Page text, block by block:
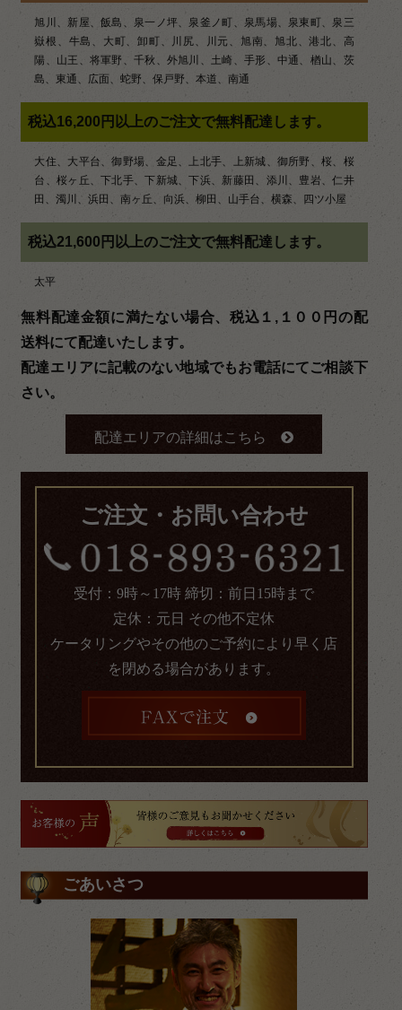
旭川、新屋、飯島、泉一ノ坪、泉釜ノ町、泉馬場、泉東町、泉三
嶽根、牛島、大町、卸町、川尻、川元、旭南、旭北、港北、高
陽、山王、将軍野、千秋、外旭川、土崎、手形、中通、楢山、茨
島、東通、広面、蛇野、保戸野、本道、南通
税込16,200円以上のご注文で無料配達します。
大住、大平台、御野場、金足、上北手、上新城、御所野、桜、桜
台、桜ヶ丘、下北手、下新城、下浜、新藤田、添川、豊岩、仁井
田、濁川、浜田、南ヶ丘、向浜、柳田、山手台、横森、四ツ小屋
税込21,600円以上のご注文で無料配達します。
太平
無料配達金額に満たない場合、税込１,１００円の配
送料にて配達いたします。
配達エリアに記載のない地域でもお電話にてご相談下
さい。
配達エリアの詳細はこちら
ご注文・お問い合わせ
受付：9時～17時 締切：前日15時まで
定休：元日 その他不定休
ケータリングやその他のご予約により早く店
を閉める場合があります。
ごあいさつ